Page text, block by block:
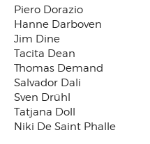
Piero Dorazio
Hanne Darboven
Jim Dine
Tacita Dean
Thomas Demand
Salvador Dali
Sven Drühl
Tatjana Doll
Niki De Saint Phalle